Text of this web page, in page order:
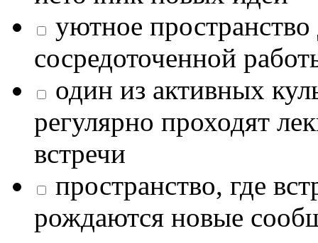
уютное
сосредоточенной
один из активных
регулярно проходят
встречи
пространство, где
рождаются новые